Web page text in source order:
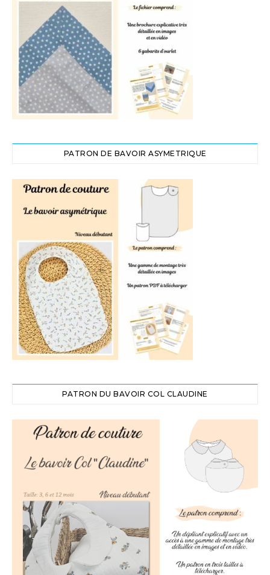
PATRON DE BAVOIR ASYMETRIQUE
PATRON DU BAVOIR COL CLAUDINE